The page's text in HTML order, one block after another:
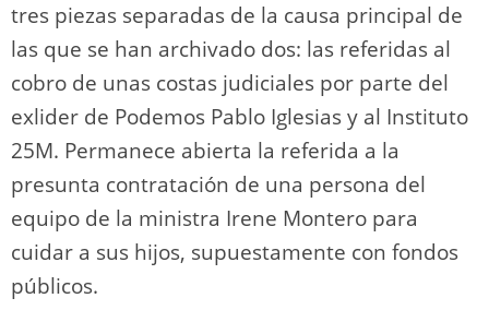
tres piezas separadas de la causa principal de
las que se han archivado dos: las referidas al
cobro de unas costas judiciales por parte del
exlider de Podemos Pablo Iglesias y al Instituto
25M. Permanece abierta la referida a la
presunta contratación de una persona del
equipo de la ministra Irene Montero para
cuidar a sus hijos, supuestamente con fondos
públicos.